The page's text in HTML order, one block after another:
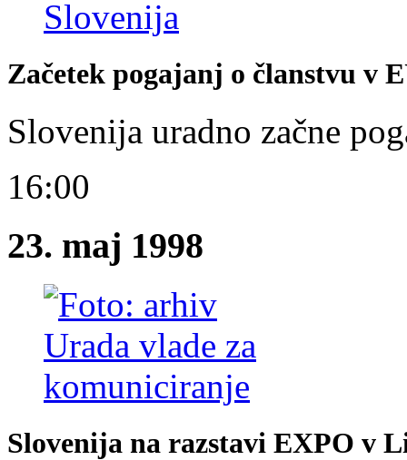
Začetek pogajanj o članstvu v
Slovenija uradno začne
16:00
23. maj 1998
Slovenija na razstavi EXPO v